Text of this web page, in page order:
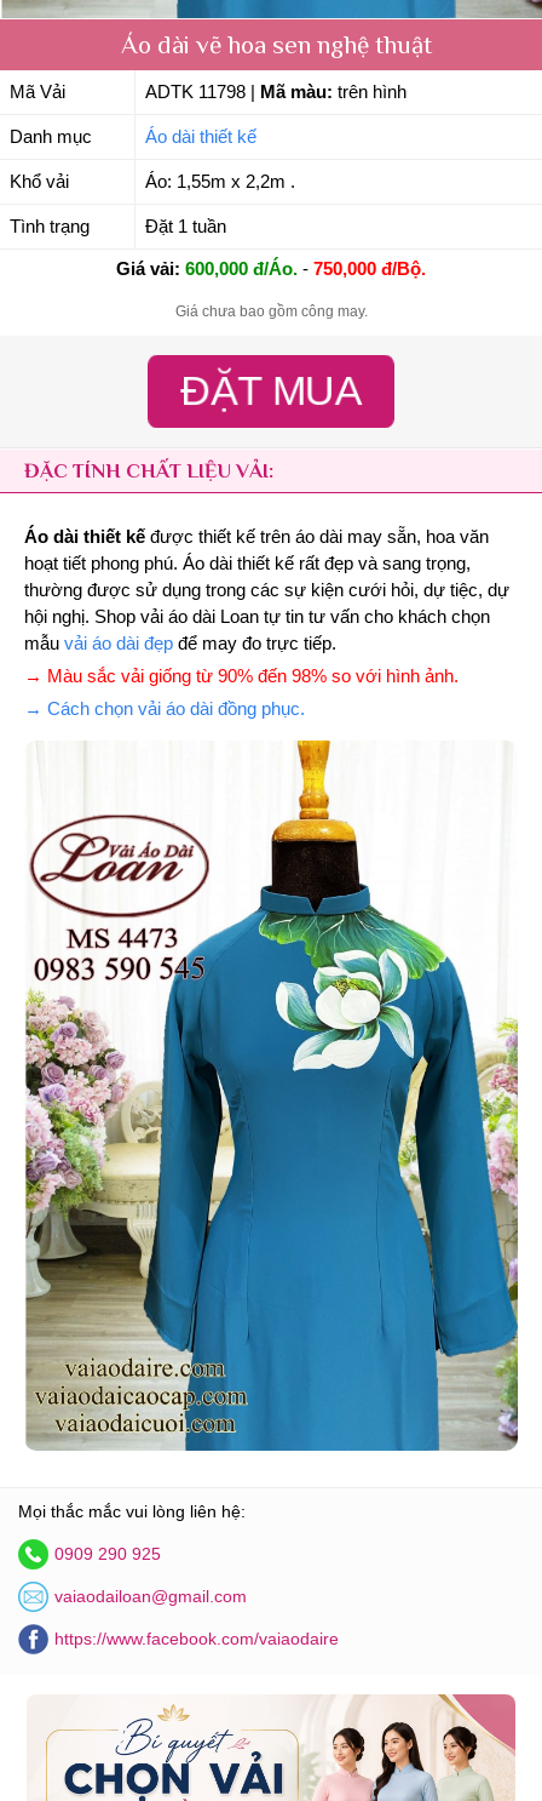
Áo dài vẽ hoa sen nghệ thuật
Mã Vải ADTK 11798 Mã màu: trên hình
Danh mục Áo dài thiết kế
Khổ vải Áo: 1,55m x 2,2m .
Tình trạng Đặt 1 tuần
Giá vải: 600,000 đ/Áo. - 750,000 đ/Bộ.
Giá chưa bao gồm công may.
ĐẶT MUA
ĐẶC TÍNH CHẤT LIỆU VẢI:
Áo dài thiết kế được thiết kế trên áo dài may sẵn, hoa văn
hoạt tiết phong phú. Áo dài thiết kế rất đẹp và sang trọng,
thường được sử dụng trong các sự kiện cưới hỏi, dự tiệc, dự
hội nghị. Shop vải áo dài Loan tự tin tư vấn cho khách chọn
mẫu vải áo dài đẹp để may đo trực tiếp.
→ Màu sắc vải giống từ 90% đến 98% so với hình ảnh.
→ Cách chọn vải áo dài đồng phục.
Mọi thắc mắc vui lòng liên hệ:
0909 290 925
vaiaodailoan@gmail.com
https://www.facebook.com/vaiaodaire